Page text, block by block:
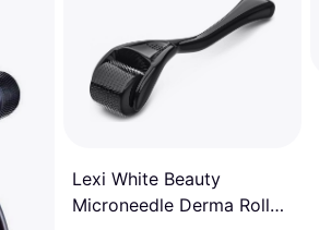
Lexi White Beauty
Microneedle Derma Roller